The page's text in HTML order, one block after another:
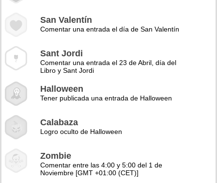
San Valentín
Comentar una entrada el día de San Valentín
Sant Jordi
Comentar una entrada el 23 de Abril, día del
Libro y Sant Jordi
Halloween
Tener publicada una entrada de Halloween
Calabaza
Logro oculto de Halloween
Zombie
Comentar entre las 4:00 y 5:00 del 1 de
Noviembre [GMT +01:00 (CET)]